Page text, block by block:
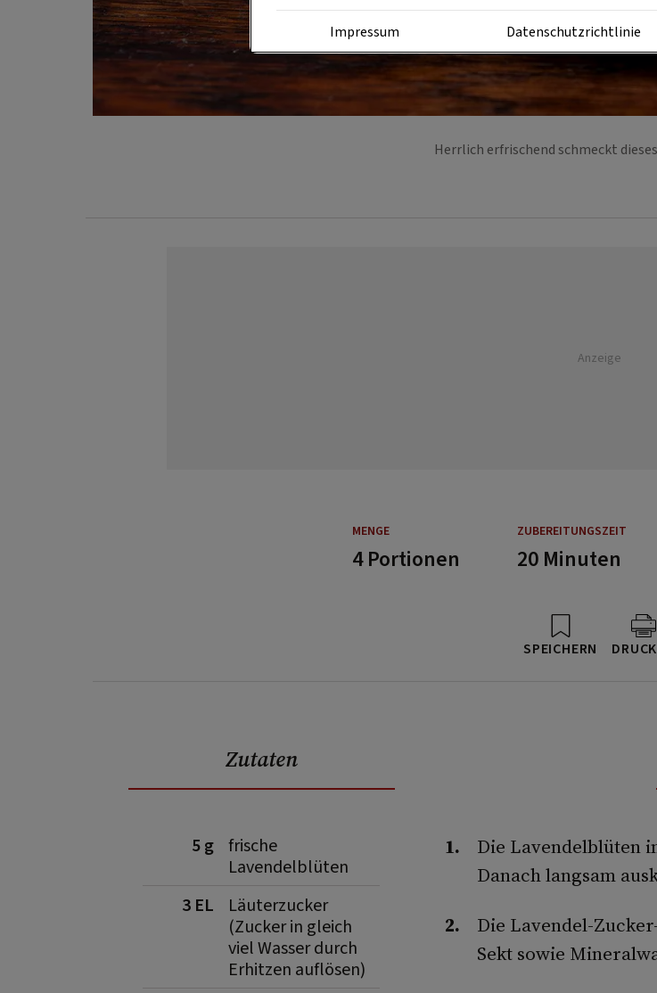
Herrlich erfrischend schmeckt
Anzeige
MENGE ZUBEREITUNGSZEIT
4 Portionen 20 Minuten
SPEICHERN
Zutaten
5 g frische
Lavendelblüten
3 EL
Läuterzucker
(Zucker in gleich
viel Wasser durch
Erhitzen auflösen)
Die Lavendelblüten
Danach langsam
Die Lavendel-
Sekt sowie
Impressum Datenschutzrichtlinie